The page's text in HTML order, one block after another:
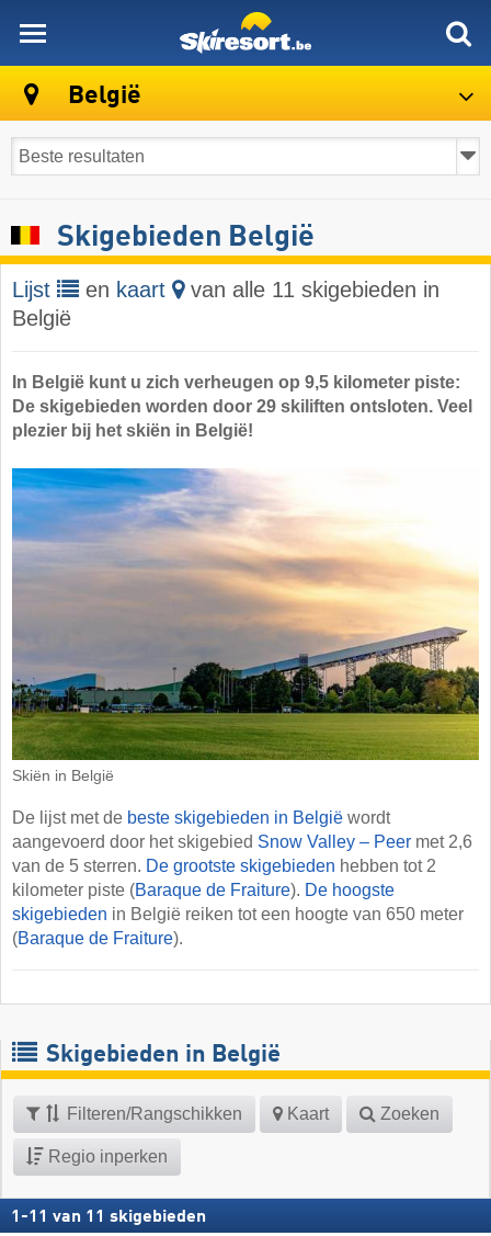
België
Skigebieden België
Lijst en kaart
van alle 11 skigebieden in
België
In België kunt u zich verheugen op 9,5 kilometer piste:
De skigebieden worden door 29 skiliften ontsloten. Veel
plezier bij het skiën in België!
Skiën in België
De lijst met de beste skigebieden in België wordt
aangevoerd door het skigebied Snow Valley – Peer met 2,6
van de 5 sterren. De grootste skigebieden hebben tot 2
kilometer piste (Baraque de Fraiture). De hoogste
skigebieden in België reiken tot een hoogte van 650 meter
(Baraque de Fraiture).
Skigebieden in België
Filteren/Rangschikken Kaart Zoeken
Regio inperken
1 -11 van 11 skigebieden